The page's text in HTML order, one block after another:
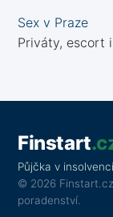
Sex v Praze
Priváty, escort
Finstart
Půjčka v insolvenci
© 2026
poradenství.